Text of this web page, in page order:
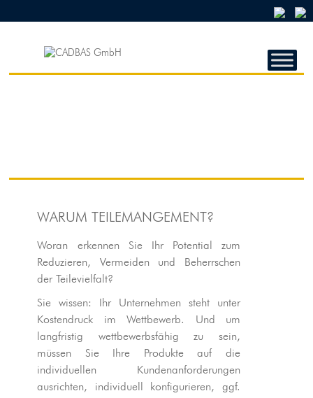
CADBAS
WARUM TEILEMANGEMENT?
Woran erkennen Sie Ihr Potential zum
Reduzieren, Vermeiden und Beherrschen
der Teilevielfalt?
Sie wissen: Ihr Unternehmen steht unter
Kostendruck im Wettbewerb. Und um
langfristig wettbewerbsfähig zu sein,
müssen Sie Ihre Produkte auf die
individuellen Kundenanforderungen
ausrichten, individuell konfigurieren, ggf.